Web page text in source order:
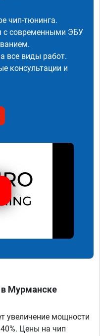
чип-тюнинга.
с современными ЭБУ
все виды работ.
консультации и
в Мурманске
увеличение мощности
Цены на чип